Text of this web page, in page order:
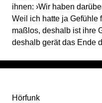
ihnen: ›Wir haben
Weil ich hatte ja Gefühle
maßlos, deshalb ist ihre
deshalb gerät das Ende
Hörfunk